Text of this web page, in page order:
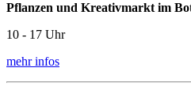
Pflanzen und Kreativmarkt im
10 - 17 Uhr
mehr infos